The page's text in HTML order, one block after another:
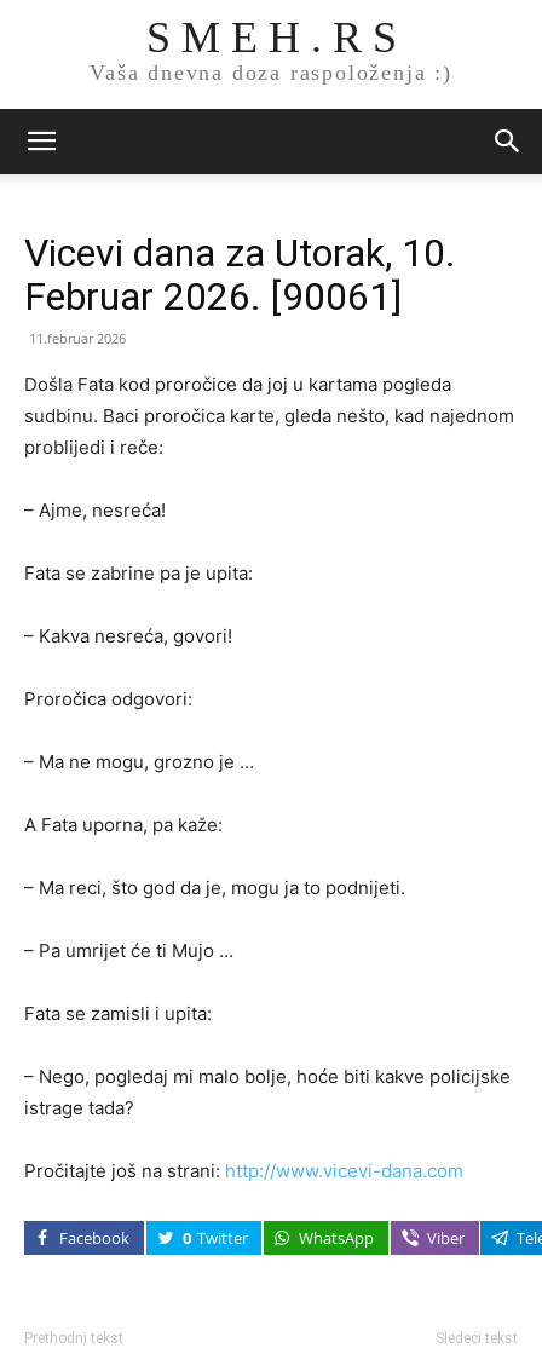
S M E H . R S
Vaša dnevna doza raspoloženja :)
Vicevi dana za Utorak, 10.
Februar 2026. [90061]
11.februar 2026
Došla Fata kod proročice da joj u kartama pogleda
sudbinu. Baci proročica karte, gleda nešto, kad najednom
problijedi i reče:
– Ajme, nesreća!
Fata se zabrine pa je upita:
– Kakva nesreća, govori!
Proročica odgovori:
– Ma ne mogu, grozno je …
A Fata uporna, pa kaže:
– Ma reci, što god da je, mogu ja to podnijeti.
– Pa umrijet će ti Mujo …
Fata se zamisli i upita:
– Nego, pogledaj mi malo bolje, hoće biti kakve policijske
istrage tada?
Pročitajte još na strani: http://www.vicevi-dana.com
Facebook 0 Twitter WhatsApp Viber
Prethodni tekst Sledeći tekst